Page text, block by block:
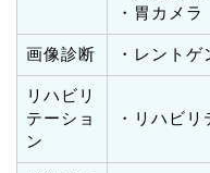
・胃カメ
画像診断 ・レント
リハビリ
テーショ
ン
・リハビ